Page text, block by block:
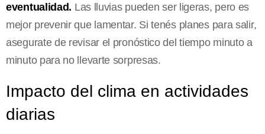
eventualidad. Las lluvias pueden ser ligeras, pero es
mejor prevenir que lamentar. Si tenés planes para salir,
asegurate de revisar el pronóstico del tiempo minuto a
minuto para no llevarte sorpresas.
Impacto del clima en actividades
diarias